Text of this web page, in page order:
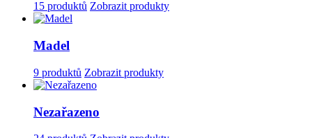
15 produktů Zobrazit produkty
Madel
9 produktů Zobrazit produkty
Nezařazeno